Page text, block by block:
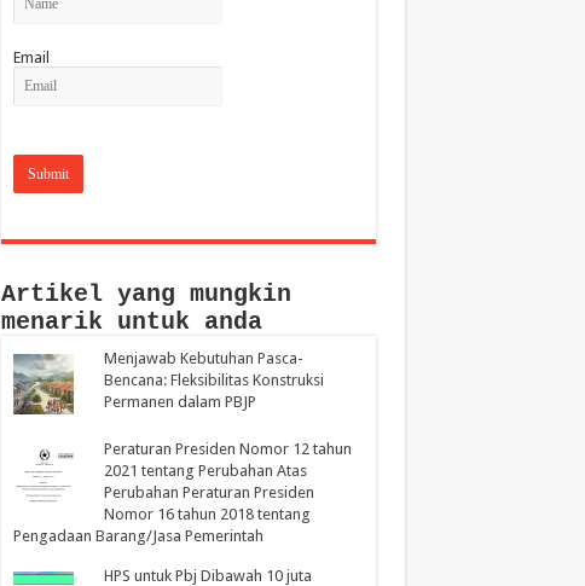
Email
Artikel yang mungkin
menarik untuk anda
Menjawab Kebutuhan Pasca-
Bencana: Fleksibilitas Konstruksi
Permanen dalam PBJP
Peraturan Presiden Nomor 12 tahun
2021 tentang Perubahan Atas
Perubahan Peraturan Presiden
Nomor 16 tahun 2018 tentang
Pengadaan Barang/Jasa Pemerintah
HPS untuk Pbj Dibawah 10 juta